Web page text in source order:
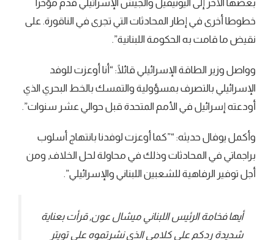
بعضها الآخر إلى اليونيفيل والجيش الإسرائيلي قدم مؤخرا
خطوطا أخرى في إطار المحادثات التي تجرى في الناقورة. على
نقيض ما قامت به الحكومة اللبنانية”.
وواصل وزير الطاقة الإسرائيلي قائلًا: “أنا أوعزت للوفد
الإسرائيلي بالتصرف بمسؤولية والتمسك بالخط البحري الذي
أودعته إسرائيل في الأمم المتحدة قبل حوالي عشر سنوات”.
وأكمل يوفال حديثه: “”كما أوعزت لوفدنا بانتهاج أسلوب
براجماتي في المحادثات وذلك في محاولة لحل الخلاف, ومن
أجل توفير الرفاهية للشعبين اللبناني والإسرائيلي”.
أيها فخامة الرئيس اللبناني ميشال عون, قرأت بعناية
شديدة ردكم على كلامي الذي نشرتموه على تويتر